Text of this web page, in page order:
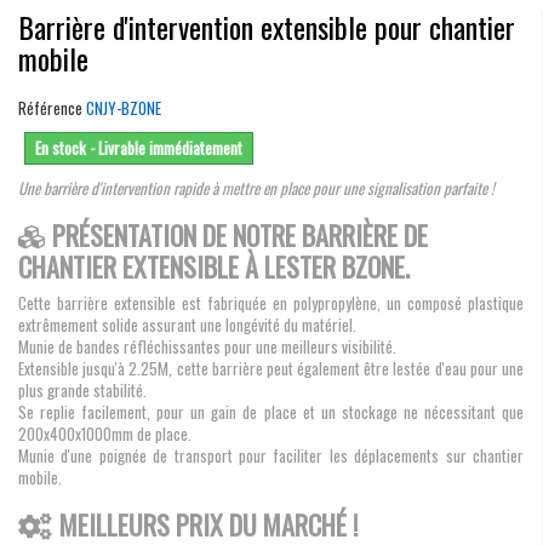
Barrière d'intervention extensible pour chantier
mobile
Référence CNJY-BZONE
En stock - Livrable immédiatement
Une barrière d'intervention rapide à mettre en place pour une signalisation parfaite !
PRÉSENTATION DE NOTRE BARRIÈRE DE
CHANTIER EXTENSIBLE À LESTER BZONE.
Cette barrière extensible est fabriquée en polypropylène, un composé plastique
extrêmement solide assurant une longévité du matériel.
Munie de bandes réfléchissantes pour une meilleurs visibilité.
Extensible jusqu'à 2.25M, cette barrière peut également être lestée d'eau pour une
plus grande stabilité.
Se replie facilement, pour un gain de place et un stockage ne nécessitant que
200x400x1000mm de place.
Munie d'une poignée de transport pour faciliter les déplacements sur chantier
mobile.
MEILLEURS PRIX DU MARCHÉ !